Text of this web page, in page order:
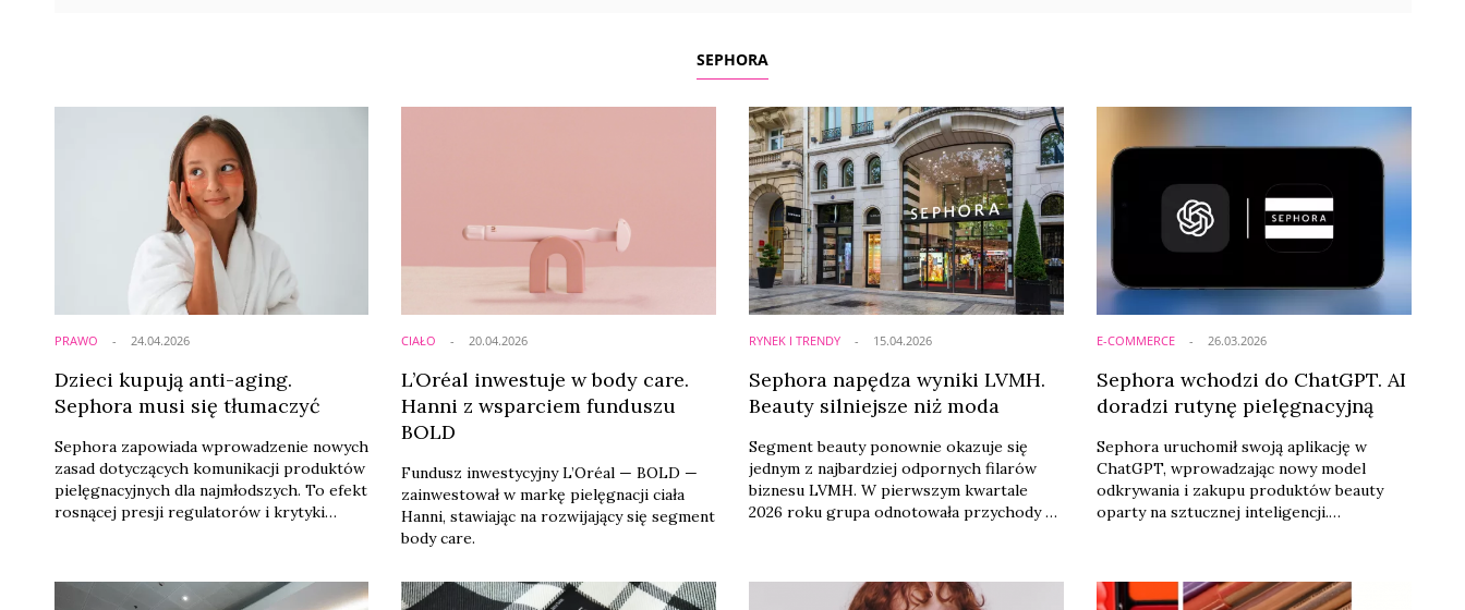
SEPHORA
PRAWO
Dzieci kupują anti-aging.
Sephora musi się tłumaczyć
Sephora zapowiada wprowadzenie nowych
zasad dotyczących komunikacji produktów
pielęgnacyjnych dla najmłodszych. To efekt
rosnącej presji regulatorów i krytyki
przekaz do nieletnich konsumentów.
24.04.2026 CIAŁO
L’Oréal inwestuje w body care.
Hanni z wsparciem funduszu
BOLD
Fundusz inwestycyjny L’Oréal — BOLD —
zainwestował w markę pielęgnacji ciała
Hanni, stawiając na rozwijający się segment
body care.
20.04.2026 RYNEK I TRENDY
Sephora napędza wyniki LVMH.
Beauty silniejsze niż moda
Segment beauty ponownie okazuje się
jednym z najbardziej odpornych filarów
biznesu LVMH. W pierwszym kwartale
2026 roku grupa odnotowała przychody na
otoczenia makroekonomicznego i napięć
geopolitycznych.
15.04.2026 E-COMMERCE
Sephora wchodzi do ChatGPT. AI
doradzi rutynę pielęgnacyjną
Sephora uruchomił swoją aplikację w
ChatGPT, wprowadzając nowy model
odkrywania i zakupu produktów beauty
oparty na sztucznej inteligencji.
doświadczenie zakupowe w formule
conversational commerce.
26.03.2026